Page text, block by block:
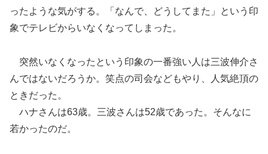
ったような気がする。「なんで、どうしてまた」という印
象でテレビからいなくなってしまった。
突然いなくなったという印象の一番強い人は三波伸介さ
んではないだろうか。笑点の司会などもやり、人気絶頂の
ときだった。
ハナさんは63歳。三波さんは52歳であった。そんなに
若かったのだ。